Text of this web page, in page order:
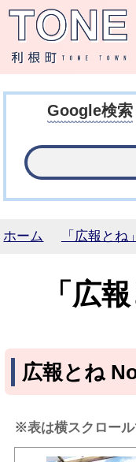
Google検索
ホーム 「広報とね
「広
広報とね
※表は横スクロール